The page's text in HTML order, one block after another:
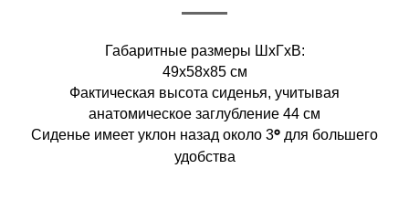
Габаритные размеры ШхГхВ:
49х58х85 см
Фактическая высота сиденья, учитывая
анатомическое заглубление 44 см
Сиденье имеет уклон назад около 3° для большего
удобства